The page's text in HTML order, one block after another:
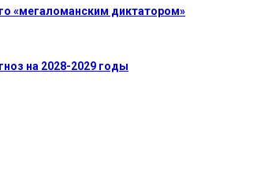
«мегаломанским диктатором»
на 2028-2029 годы